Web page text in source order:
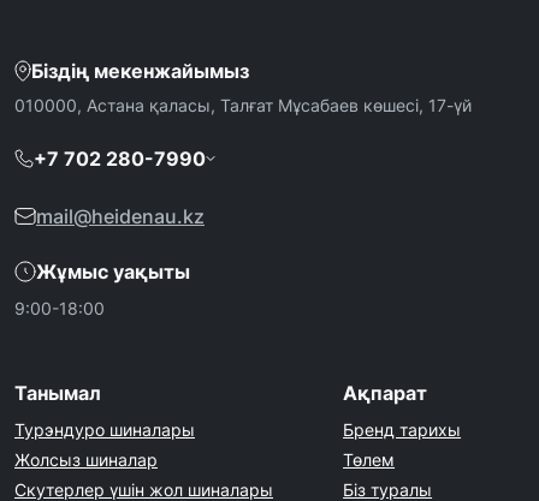
Біздің мекенжайымыз
010000, Астана қаласы, Талғат Мұсабаев көшесі, 17-үй
+7 702 280-7990
mail@heidenau.kz
Жұмыс уақыты
9:00-18:00
Танымал
Турэндуро шиналары
Жолсыз шиналар
Скутерлер үшін жол шиналары
Ақпарат
Бренд тарихы
Төлем
Біз туралы